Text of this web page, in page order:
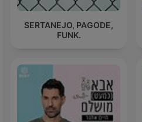
SERTANEJO, PAGODE,
FUNK.